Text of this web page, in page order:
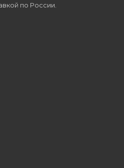
по России.